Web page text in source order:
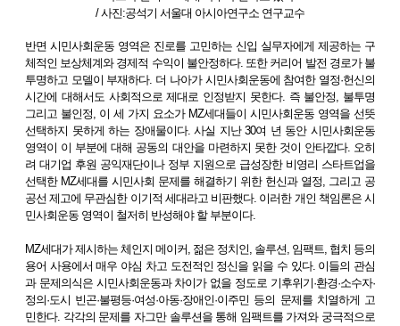
/ 사진:공석기 서울대 아시아연구소 연구교수
반면 시민사회운동 영역은 진로를 고민하는 신입 실무자에게 제공하는 구
체적인 보상체계와 경제적 수익이 불안정하다. 또한 커리어 발전 경로가 불
투명하고 모델이 부재하다. 더 나아가 시민사회운동에 참여한 열정·헌신의
시간에 대해서도 사회적으로 제대로 인정받지 못한다. 즉 불안정, 불투명
그리고 불인정, 이 세 가지 요소가 MZ세대들이 시민사회운동 영역을 선뜻
선택하지 못하게 하는 장애물이다. 사실 지난 30여 년 동안 시민사회운동
영역이 이 부분에 대해 공동의 대안을 마련하지 못한 것이 안타깝다. 오히
려 대기업 후원 공익재단이나 정부 지원으로 급성장한 비영리 스타트업을
선택한 MZ세대를 시민사회 문제를 해결하기 위한 헌신과 열정, 그리고 공
공선 제고에 무관심한 이기적 세대라고 비판했다. 이러한 개인 책임론은 시
민사회운동 영역이 철저히 반성해야 할 부분이다.
MZ세대가 제시하는 체인지 메이커, 젊은 정치인, 솔루션, 임팩트, 협치 등의
용어 사용에서 매우 야심 차고 도전적인 정신을 읽을 수 있다. 이들의 관심
과 문제의식은 시민사회운동과 차이가 없을 정도로 기후위기·환경·소수자·
정의·도시 빈곤·불평등·여성·아동·장애인·이주민 등의 문제를 치열하게 고
민한다. 각각의 문제를 자그만 솔루션을 통해 임팩트를 가져와 궁극적으로